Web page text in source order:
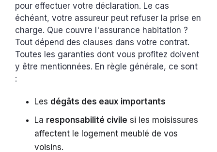
pour effectuer votre déclaration. Le cas
échéant, votre assureur peut refuser la prise en
charge. Que couvre l'assurance habitation ?
Tout dépend des clauses dans votre contrat.
Toutes les garanties dont vous profitez doivent
y être mentionnées. En règle générale, ce sont
:
Les dégâts des eaux importants
La responsabilité civile si les moisissures
affectent le logement meublé de vos
voisins.